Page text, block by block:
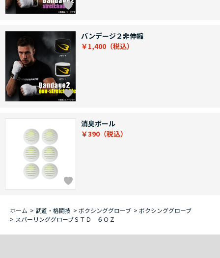
バンデージ２非伸縮
￥1,400
消臭ボール
￥390
ホーム > 武道・格闘技 > ボクシンググローブ > ボクシンググローブ
> スパーリンググローブＳＴＤ ６ＯＺ